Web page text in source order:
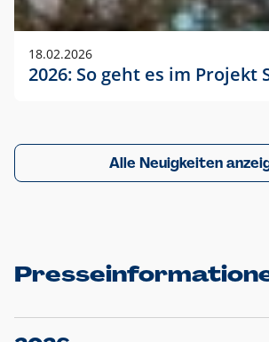
18.02.2026
2026: So geht es im Projekt
Alle Neuigkeiten